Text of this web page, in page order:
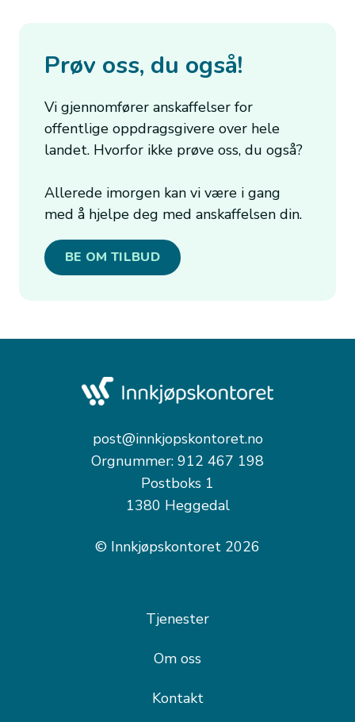
Prøv oss, du også!
Vi gjennomfører anskaffelser for
offentlige oppdragsgivere over hele
landet. Hvorfor ikke prøve oss, du også?
Allerede imorgen kan vi være i gang
med å hjelpe deg med anskaffelsen din.
BE OM TILBUD
post@innkjopskontoret.no
Orgnummer: 912 467 198
Postboks 1
1380 Heggedal
© Innkjøpskontoret 2026
Tjenester
Om oss
Kontakt